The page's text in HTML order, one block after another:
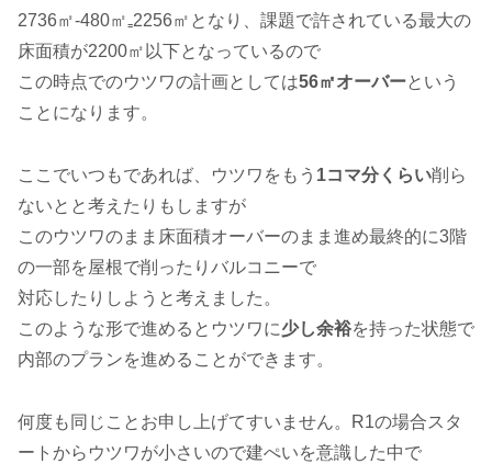
2736㎡-480㎡₌2256㎡となり、課題で許されている最大の
床面積が2200㎡以下となっているので
この時点でのウツワの計画としては56㎡オーバーという
ことになります。
ここでいつもであれば、ウツワをもう 1コマ分くらい削ら
ないとと考えたりもしますが
このウツワのまま床面積オーバーのまま進め最終的に3階
の一部を屋根で削ったりバルコニーで
対応したりしようと考えました。
このような形で進めるとウツワに少し余裕を持った状態で
内部のプランを進めることができます。
何度も同じことお申し上げてすいません。R1の場合スタ
ートからウツワが小さいので建ぺいを意識した中で